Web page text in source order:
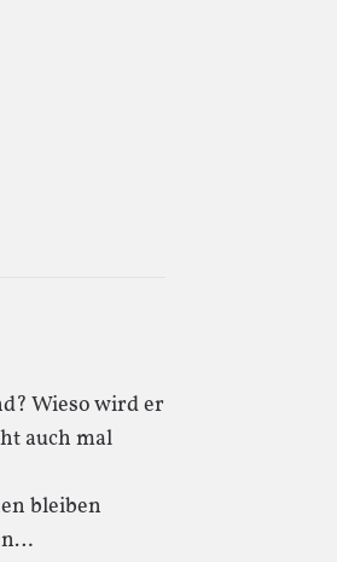
Wieso wird er
auch mal
bleiben